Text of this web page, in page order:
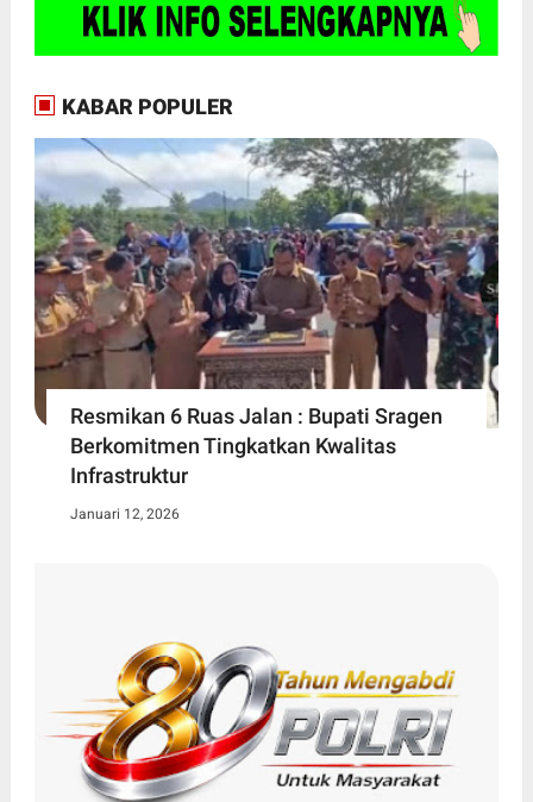
KABAR POPULER
Resmikan 6 Ruas Jalan : Bupati Sragen
Berkomitmen Tingkatkan Kwalitas
Infrastruktur
Januari 12, 2026